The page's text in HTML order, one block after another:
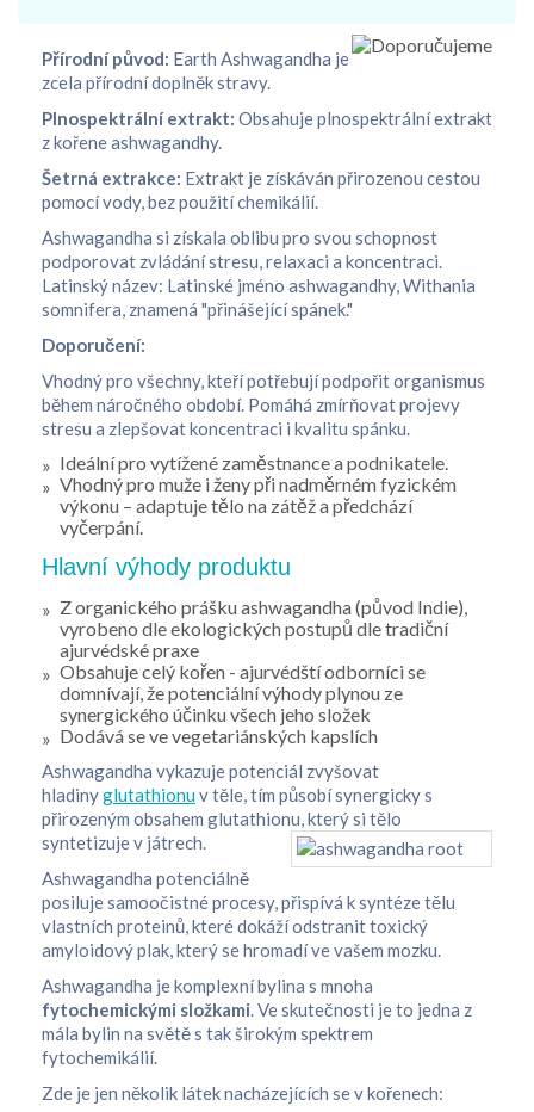
Přírodní původ: Earth Ashwagandha je
zcela přírodní doplněk stravy.
Plnospektrální extrakt: Obsahuje plnospektrální extrakt
z kořene ashwagandhy.
Šetrná extrakce: Extrakt je získáván přirozenou cestou
pomocí vody, bez použití chemikálií.
Ashwagandha si získala oblibu pro svou schopnost
podporovat zvládání stresu, relaxaci a koncentraci.
Latinský název: Latinské jméno ashwagandhy, Withania
somnifera, znamená "přinášející spánek."
Doporučení:
Vhodný pro všechny, kteří potřebují podpořit organismus
během náročného období. Pomáhá zmírňovat projevy
stresu a zlepšovat koncentraci i kvalitu spánku.
Ideální pro vytížené zaměstnance a podnikatele.
Vhodný pro muže i ženy při nadměrném fyzickém
výkonu – adaptuje tělo na zátěž a předchází
vyčerpání.
Hlavní výhody produktu
Z organického prášku ashwagandha (původ Indie),
vyrobeno dle ekologických postupů dle tradiční
ajurvédské praxe
Obsahuje celý kořen - ajurvédští odborníci se
domnívají, že potenciální výhody plynou ze
synergického účinku všech jeho složek
Dodává se ve vegetariánských kapslích
Ashwagandha vykazuje potenciál zvyšovat
hladinyglutathionuv těle, tím působí synergicky s
přirozeným obsahem glutathionu, který si tělo
syntetizuje v játrech.
Ashwagandha potenciálně
posiluje samoočistné procesy, přispívá k syntéze tělu
vlastních proteinů, které dokáží odstranit toxický
amyloidový plak, který se hromadí ve vašem mozku.
Ashwagandha je komplexní bylina s mnoha
fytochemickými složkami. Ve skutečnosti je to jedna z
mála bylin na světě s tak širokým spektrem
fytochemikálií.
Zde je jen několik látek nacházejících se v kořenech: